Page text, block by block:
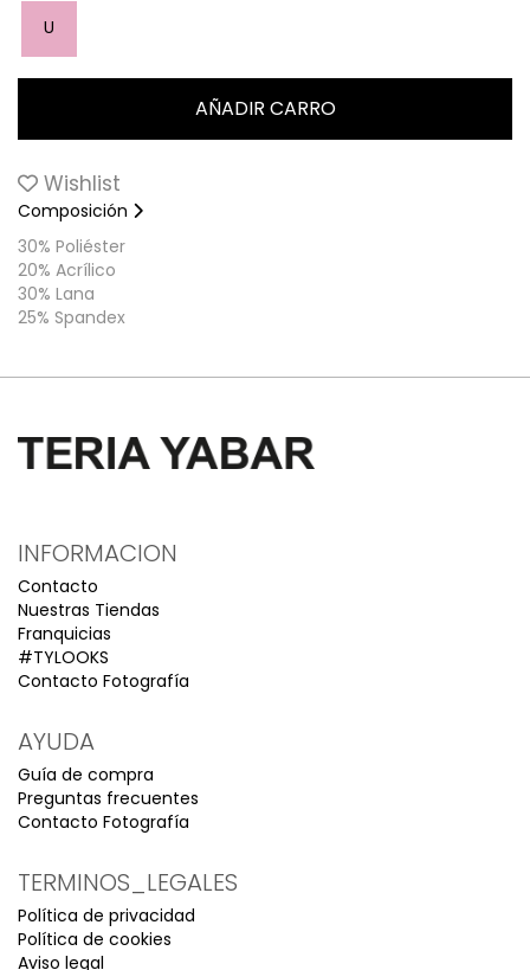
U
Wishlist
Composición
30% Poliéster
20% Acrílico
30% Lana
25% Spandex
INFORMACION
Contacto
Nuestras Tiendas
Franquicias
#TYLOOKS
Contacto Fotografía
AYUDA
Guía de compra
Preguntas frecuentes
Contacto Fotografía
TERMINOS_LEGALES
Política de privacidad
Política de cookies
Aviso legal